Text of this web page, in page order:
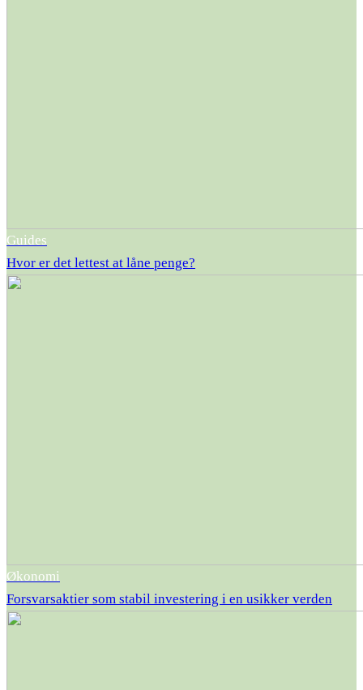
Guides
Hvor er det lettest at låne penge?
Økonomi
Forsvarsaktier som stabil investering i en usikker verden